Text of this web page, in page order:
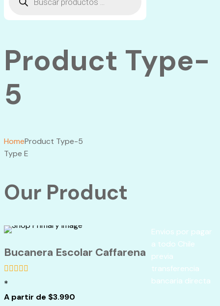
productos
Product Type-
5
HomeProduct Type-5
Type E
Our Product
Bucanera Escolar Caffarena
de
*
A partir de $3.990
Envios por pagar
a todo Chile
previa
transferencia
bancaria directa